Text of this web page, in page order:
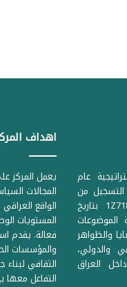
عام
التسجيل من
دائرة المنظمات غير الحكومية المرقمة ((1Z71874 بتاريخ
الموضوعات
والظواهر
والدولي،
العراق
اهداف
يعمل المركز
المجالات
الواقع
المستويات
فعالة. يقدم
والمؤسسات
الثقافي
التفاعل معها